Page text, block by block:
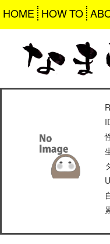
HOME HOW TO